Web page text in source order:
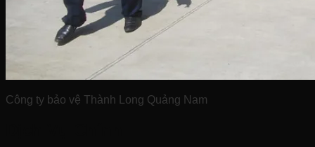
Công ty bảo vệ Thành Long Quảng Nam